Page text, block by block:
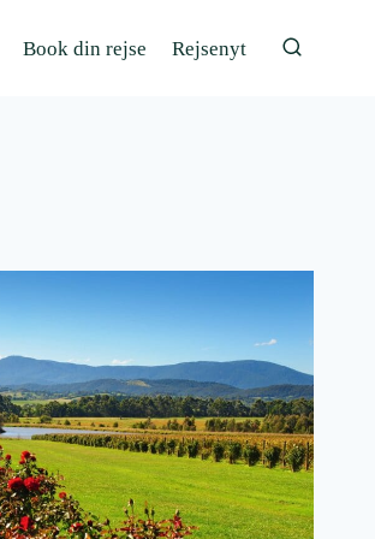
Book din rejse Rejsenyt